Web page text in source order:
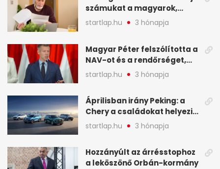
képekben
számukat a magyarok,
sokak ellen eljárást indít a
NAV - A hét hírei képekben
startlap.hu 3 hónapja
Magyar Péter felszólította a
NAV-ot és a rendőrséget,
tartóztassák le a NER-es
oligarchákat - A hét
startlap.hu 3 hónapja
Áprilisban irány Peking: a
Chery a családokat helyezi
globális mobilitási
programja középpontjába
startlap.hu 3 hónapja
Hozzányúlt az árrésstophoz
a leköszönő Orbán-kormány